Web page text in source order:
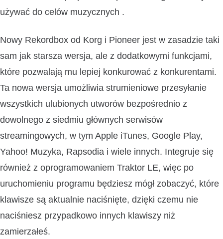
używać do celów muzycznych .
Nowy Rekordbox od Korg i Pioneer jest w zasadzie taki
sam jak starsza wersja, ale z dodatkowymi funkcjami,
które pozwalają mu lepiej konkurować z konkurentami.
Ta nowa wersja umożliwia strumieniowe przesyłanie
wszystkich ulubionych utworów bezpośrednio z
dowolnego z siedmiu głównych serwisów
streamingowych, w tym Apple iTunes, Google Play,
Yahoo! Muzyka, Rapsodia i wiele innych. Integruje się
również z oprogramowaniem Traktor LE, więc po
uruchomieniu programu będziesz mógł zobaczyć, które
klawisze są aktualnie naciśnięte, dzięki czemu nie
naciśniesz przypadkowo innych klawiszy niż
zamierzałeś.